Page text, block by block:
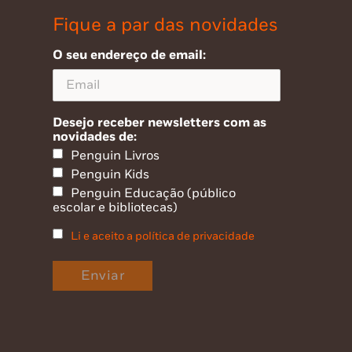
Fique a par das novidades
O seu endereço de email:
Desejo receber newsletters com as
novidades de:
Penguin Livros
Penguin Kids
Penguin Educação (público
escolar e bibliotecas)
Li e aceito a política de privacidade